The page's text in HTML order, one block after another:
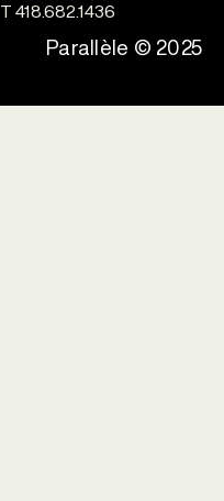
T 418.682.1436
Parallèle © 2025